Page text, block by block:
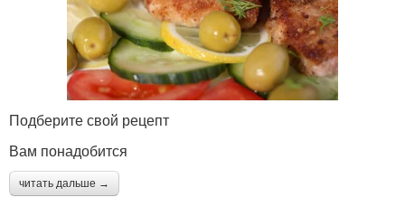
Подберите свой рецепт
Вам понадобится
читать дальше →